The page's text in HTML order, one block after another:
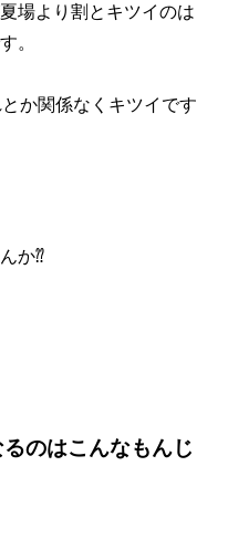
場より割とキツイのは
。
か関係なくキツイです
か⁇
のはこんなもんじ